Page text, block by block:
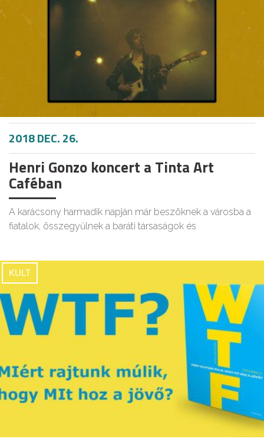
2018 DEC. 26.
Henri Gonzo koncert a Tinta Art
Caféban
A karácsony harmadik napján már beszöknek a városba a
fiatalok, összegyűlnek a baráti társaságok és
KULT